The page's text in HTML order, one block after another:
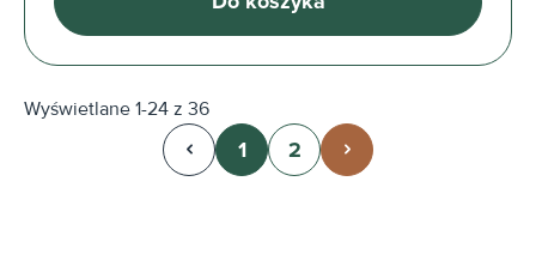
Wyświetlane 1-24 z 36
Strona
1 Strona
2